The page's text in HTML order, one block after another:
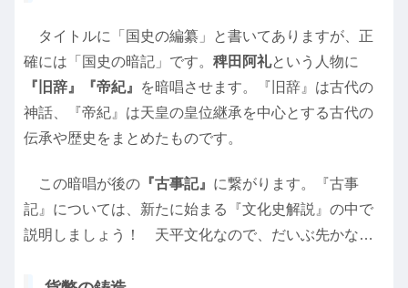
タイトルに「国史の編纂」と書いてありますが、正
確には「国史の暗記」です。 稗田阿礼という人物に
『旧辞』『帝紀』
を暗唱させます。『旧辞』は古代の
神話、『帝紀』は天皇の皇位継承を中心とする古代の
伝承や歴史をまとめたものです。
この暗唱が後の 『古事記』 に繋がります。『古事
記』については、新たに始まる『文化史解説』の中で
説明しましょう！ 天平文化なので、だいぶ先かな…